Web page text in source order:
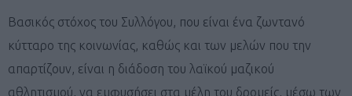
Βασικός στόχος του Συλλόγου, που είναι ένα ζωντανό
κύτταρο της κοινωνίας, καθώς και των μελών που την
απαρτίζουν, είναι η διάδοση του λαϊκού μαζικού
αθλητισμού, να εμφυσήσει στα μέλη του δρομείς, μέσω των